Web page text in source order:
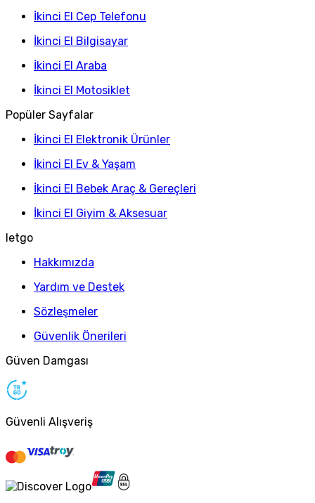
İkinci El Cep Telefonu
İkinci El Bilgisayar
İkinci El Araba
İkinci El Motosiklet
Popüler Sayfalar
İkinci El Elektronik Ürünler
İkinci El Ev & Yaşam
İkinci El Bebek Araç & Gereçleri
İkinci El Giyim & Aksesuar
letgo
Hakkımızda
Yardım ve Destek
Sözleşmeler
Güvenlik Önerileri
Güven Damgası
Güvenli Alışveriş